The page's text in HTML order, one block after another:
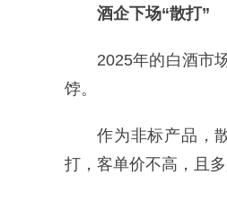
酒企下场“散打”
2025年的白酒市
饽。
作为非标产品，
打，客单价不高，且